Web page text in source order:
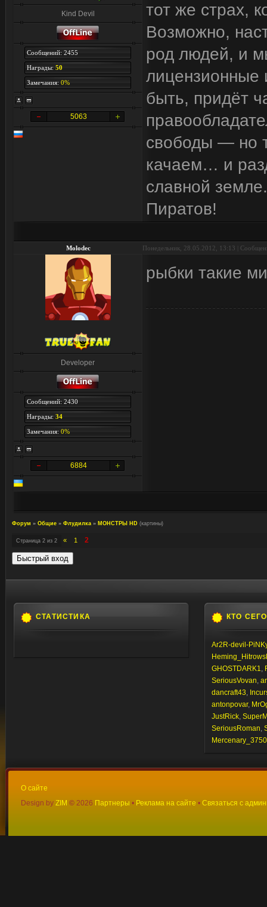
Kind Devil
Сообщений: 2455
Награды: 50
Замечания: 0%
5063
тот же страх,
Возможно,
род людей, и
лицензионные
быть, придёт
свободы — но
качаем… и
славной
Пиратов!
Molodec Понедельник, 28.05.2012, 13:13 |
Developer
Сообщений: 2430
Награды: 34
Замечания: 0%
6884
рыбки такие
Форум » Общие » Флудилка » МОНСТРЫ HD (картины)
Страница 2 из 2 « 1 2
СТАТИСТИКА КТО
Ar2R-devil-
GHOSTDARK1,
SeriousVovan,
dancraft43,
antonpovar,
JustRick,
SeriousRoman,
Mercenary_3750
О сайте
Design by ZIM © 2026 Партнеры • Реклама на сайте • Связаться с